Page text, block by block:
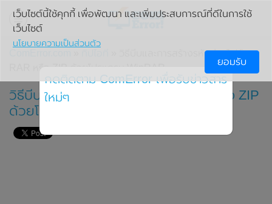
» วิธีบีบและการสร้างรหัสผ่านไฟล์
วิธีบีบและการสร้างรหัสผ่านไฟล์ RAR หรือ ZIP
ด้วยโปรแกรม WinRAR
เว็บไซต์นี้ใช้คุกกี้ เพื่อพัฒนา และเพิ่มประสบการณ์ที่ดีในการใช้
เว็บไซต์
นโยบายความเป็นส่วนตัว
ยอมรับ
กดติดตาม ComError เพื่อรับข่าวสาร
ใหม่ๆ